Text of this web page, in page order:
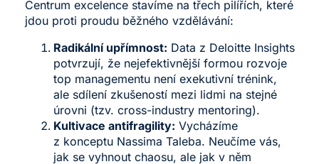
Centrum excelence stavíme na třech pilířích, které
jdou proti proudu běžného vzdělávání:
Radikální upřímnost: Data z Deloitte Insights
potvrzují, že nejefektivnější formou rozvoje
top managementu není exekutivní trénink,
ale sdílení zkušeností mezi lidmi na stejné
úrovni (tzv. cross-industry mentoring).
Kultivace antifragility: Vycházíme
z konceptu Nassima Taleba. Neučíme vás,
jak se vyhnout chaosu, ale jak v něm